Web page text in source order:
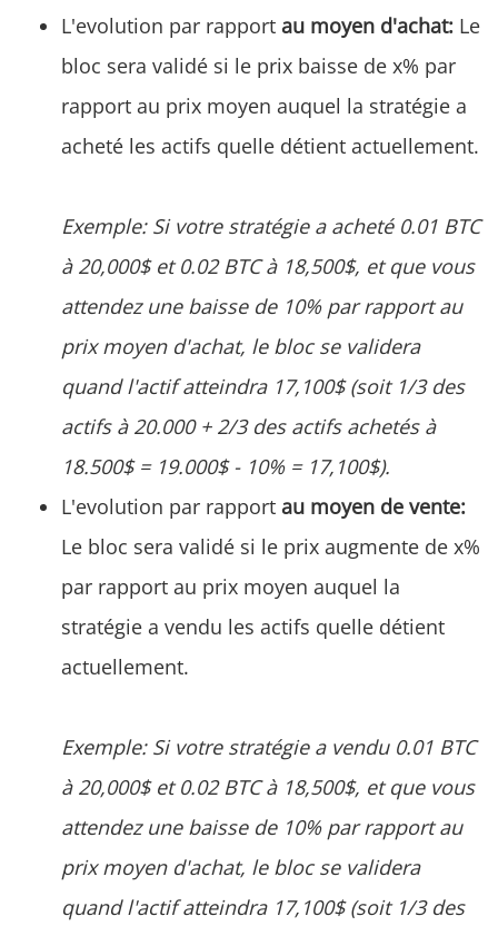
L'evolution par rapport au moyen d'achat: Le
bloc sera validé si le prix baisse de x% par
rapport au prix moyen auquel la stratégie a
acheté les actifs quelle détient actuellement.
Exemple: Si votre stratégie a acheté 0.01 BTC
à 20,000$ et 0.02 BTC à 18,500$, et que vous
attendez une baisse de 10% par rapport au
prix moyen d'achat, le bloc se validera
quand l'actif atteindra 17,100$ (soit 1/3 des
actifs à 20.000 + 2/3 des actifs achetés à
18.500$ = 19.000$ - 10% = 17,100$).
L'evolution par rapport au moyen de vente:
Le bloc sera validé si le prix augmente de x%
par rapport au prix moyen auquel la
stratégie a vendu les actifs quelle détient
actuellement.
Exemple: Si votre stratégie a vendu 0.01 BTC
à 20,000$ et 0.02 BTC à 18,500$, et que vous
attendez une baisse de 10% par rapport au
prix moyen d'achat, le bloc se validera
quand l'actif atteindra 17,100$ (soit 1/3 des